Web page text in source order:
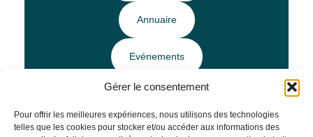
Gérer le consentement
Pour offrir les meilleures expériences, nous utilisons des technologies
telles que les cookies pour stocker et/ou accéder aux informations des
Annuaire
Evénements
Ressources
Horaires et Infos pratiques